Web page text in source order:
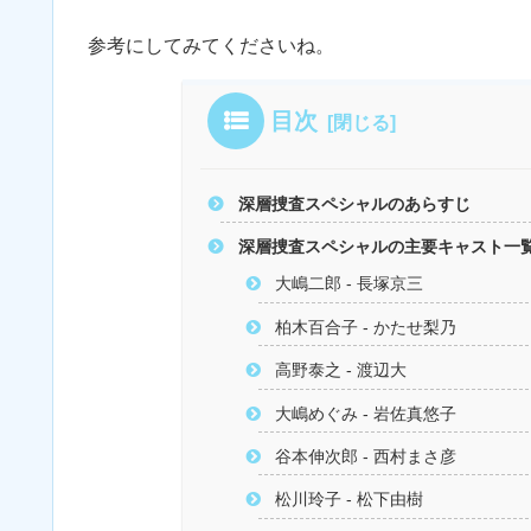
参考にしてみてくださいね。
目次
深層捜査スペシャルのあらすじ
深層捜査スペシャルの主要キャスト一
大嶋二郎 - 長塚京三
柏木百合子 - かたせ梨乃
高野泰之 - 渡辺大
大嶋めぐみ - 岩佐真悠子
谷本伸次郎 - 西村まさ彦
松川玲子 - 松下由樹